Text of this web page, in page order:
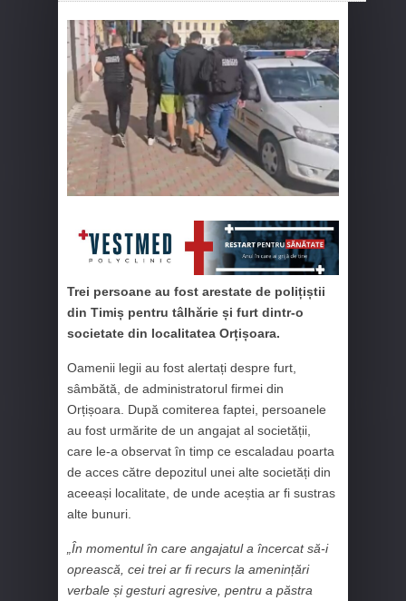
Trei persoane au fost arestate de polițiștii
din Timiș pentru tâlhărie și furt dintr-o
societate din localitatea Orțișoara.
Oamenii legii au fost alertați despre furt,
sâmbătă, de administratorul firmei din
Orțișoara. După comiterea faptei, persoanele
au fost urmărite de un angajat al societății,
care le-a observat în timp ce escaladau poarta
de acces către depozitul unei alte societăți din
aceeași localitate, de unde aceștia ar fi sustras
alte bunuri.
„În momentul în care angajatul a încercat să-i
oprească, cei trei ar fi recurs la amenințări
verbale și gesturi agresive, pentru a păstra